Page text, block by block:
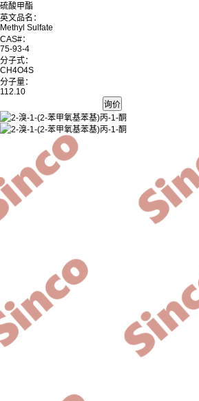
硫酸甲酯
英文品名：
Methyl Sulfate
CAS#：
75-93-4
分子式：
CH4O4S
分子量：
112.10